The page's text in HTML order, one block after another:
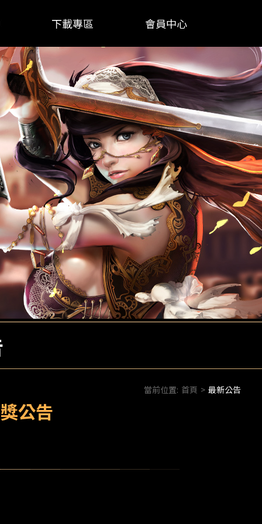
下載專區 會員中心
當前位置: 首頁 > 最新公告
公告